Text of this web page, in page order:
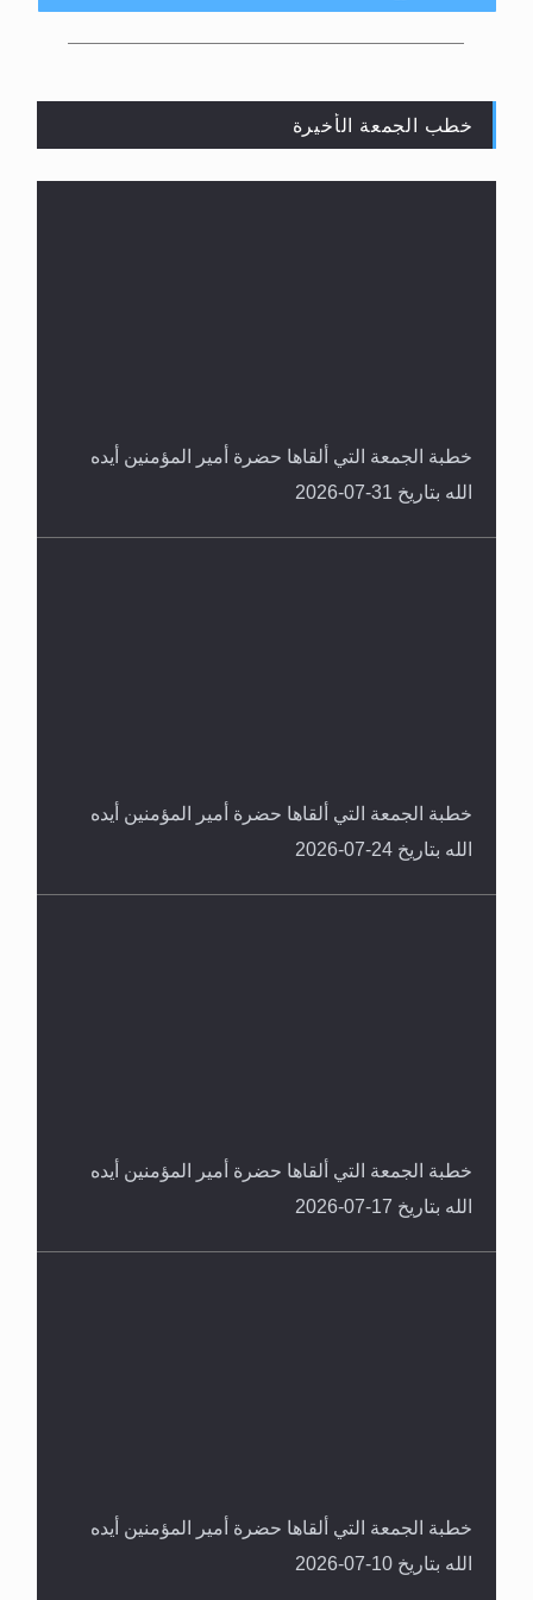
المفهوم الحقيقي للجهاد الإسلامي..
خطب الجمعة الأخيرة
خطبة الجمعة التي ألقاها حضرة أمير المؤمنين أيده
الله بتاريخ 31-07-2026
خطبة الجمعة التي ألقاها حضرة أمير المؤمنين أيده
الله بتاريخ 24-07-2026
خطبة الجمعة التي ألقاها حضرة أمير المؤمنين أيده
الله بتاريخ 17-07-2026
خطبة الجمعة التي ألقاها حضرة أمير المؤمنين أيده
الله بتاريخ 10-07-2026